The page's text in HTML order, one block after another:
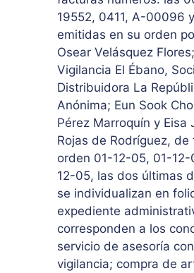
19552, 0411, A-00096
emitidas en su orden
Osear Velásquez
Vigilancia El Ébano,
Distribuidora La
Anónima; Eun Sook
Pérez Marroquín y
Rojas de Rodríguez, de
orden 01-12-05, 01-
12-05, las dos últimas
se individualizan en
expediente
corresponden a los
servicio de asesoría
vigilancia; compra de